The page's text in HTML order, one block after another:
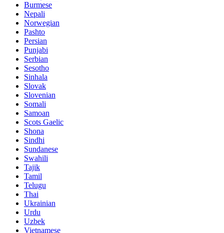
Burmese
Nepali
Norwegian
Pashto
Persian
Punjabi
Serbian
Sesotho
Sinhala
Slovak
Slovenian
Somali
Samoan
Scots Gaelic
Shona
Sindhi
Sundanese
Swahili
Tajik
Tamil
Telugu
Thai
Ukrainian
Urdu
Uzbek
Vietnamese